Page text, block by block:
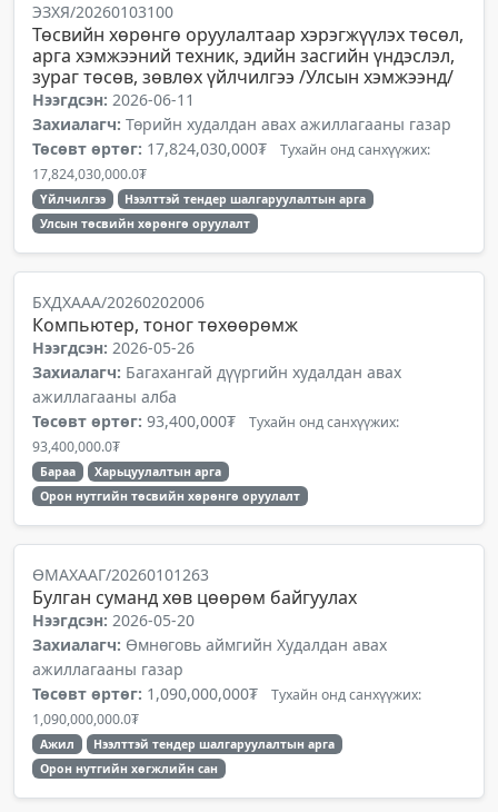
ЭЗХЯ/20260103100
Төсвийн хөрөнгө оруулалтаар хэрэгжүүлэх төсөл,
арга хэмжээний техник, эдийн засгийн үндэслэл,
зураг төсөв, зөвлөх үйлчилгээ /Улсын хэмжээнд/
Нээгдсэн: 2026-06-11
Захиалагч: Төрийн худалдан авах ажиллагааны газар
Төсөвт өртөг: 17,824,030,000₮ Тухайн онд санхүүжих:
17,824,030,000.0₮
Үйлчилгээ
Нээлттэй тендер шалгаруулалтын арга
Улсын төсвийн хөрөнгө оруулалт
БХДХААА/20260202006
Компьютер, тоног төхөөрөмж
Нээгдсэн: 2026-05-26
Захиалагч: Багахангай дүүргийн худалдан авах
ажиллагааны алба
Төсөвт өртөг: 93,400,000₮ Тухайн онд санхүүжих:
93,400,000.0₮
Бараа
Харьцуулалтын арга
Орон нутгийн төсвийн хөрөнгө оруулалт
ӨМАХААГ/20260101263
Булган суманд хөв цөөрөм байгуулах
Нээгдсэн: 2026-05-20
Захиалагч: Өмнөговь аймгийн Худалдан авах
ажиллагааны газар
Төсөвт өртөг: 1,090,000,000₮ Тухайн онд санхүүжих:
1,090,000,000.0₮
Ажил
Нээлттэй тендер шалгаруулалтын арга
Орон нутгийн хөгжлийн сан